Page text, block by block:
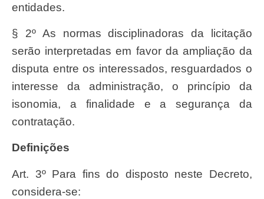
entidades.
§ 2º As normas disciplinadoras da licitação
serão interpretadas em favor da ampliação da
disputa entre os interessados, resguardados o
interesse da administração, o princípio da
isonomia, a finalidade e a segurança da
contratação.
Definições
Art. 3º Para fins do disposto neste Decreto,
considera-se: